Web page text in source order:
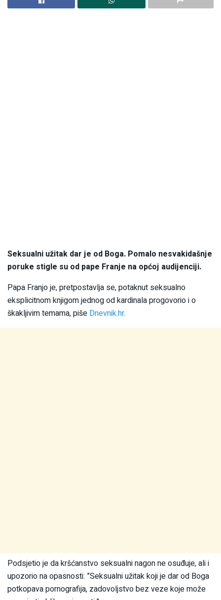
Seksualni užitak dar je od Boga. Pomalo nesvakidašnje
poruke stigle su od pape Franje na općoj audijenciji.
Papa Franjo je, pretpostavlja se, potaknut seksualno
eksplicitnom knjigom jednog od kardinala progovorio i o
škakljivim temama, piše Dnevnik.hr.
Podsjetio je da kršćanstvo seksualni nagon ne osuđuje, ali i
upozorio na opasnosti: ”Seksualni užitak koji je dar od Boga
potkopava pornografija, zadovoljstvo bez veze koje može